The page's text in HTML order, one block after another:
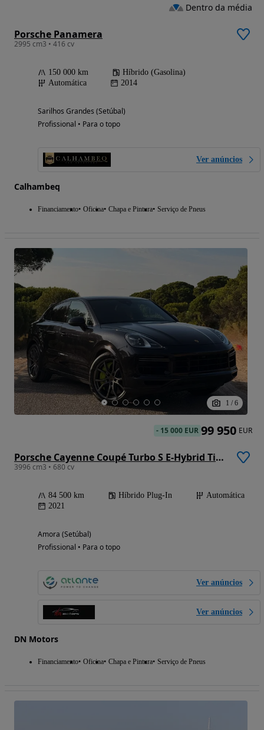
Porsche Panamera
2995 cm3 • 416 cv
150 000 km
Híbrido (Gasolina)
Automática
2014
Sarilhos Grandes (Setúbal)
Profissional • Para o topo
Ver anúncios
Calhambeq
Financiamento Oficina Chapa e Pintura Serviço de Pneus
Dentro da média
1 / 6
Porsche Cayenne Coupé Turbo S E-Hybrid Tiptronic S
3996 cm3 • 680 cv
84 500 km Híbrido Plug-In
Automática
2021
Amora (Setúbal)
Profissional • Para o topo
Ver anúncios
Ver anúncios
DN Motors
Financiamento Oficina Chapa e Pintura Serviço de Pneus
- 15 000 EUR 99 950 EUR